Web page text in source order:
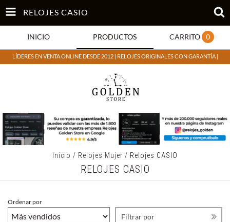
RELOJES CASIO
INICIO PRODUCTOS CARRITO 0
LÍDERES EN VENTA ONLINE DESDE 2012 | RELOJES ORIGINALES CON GARANTÍA |
Inicio / Relojes Mujer / Relojes CASIO
RELOJES CASIO
Ordenar por
Filtrar por